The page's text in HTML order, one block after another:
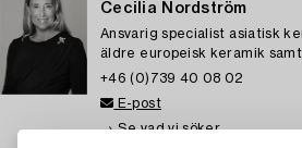
Cecilia Nordström
Ansvarig specialist asiatisk
äldre europeisk keramik
+46 (0)739 40 08 02
E-post
→ Se vad vi söker